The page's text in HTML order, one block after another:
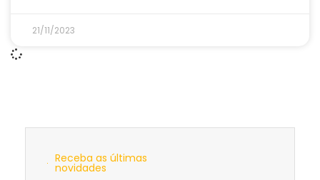
21/11/2023
Receba as últimas
novidades